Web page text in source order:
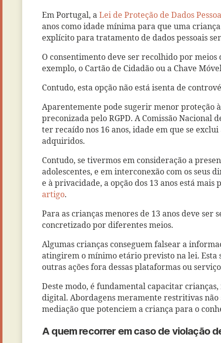
Em Portugal, a Lei de Proteção de Dados
anos como idade mínima para que uma
explícito para tratamento de dados pessoais
O consentimento deve ser recolhido por
exemplo, o Cartão de Cidadão ou a Chave
Contudo, esta opção não está isenta de
Aparentemente pode sugerir menor proteção
preconizada pelo RGPD. A Comissão Nacional
ter recaído nos 16 anos, idade em que se
adquiridos.
Contudo, se tivermos em consideração a
adolescentes, e em interconexão com os seus
e à privacidade, a opção dos 13 anos está
artigo.
Para as crianças menores de 13 anos deve
concretizado por diferentes meios.
Algumas crianças conseguem falsear a
atingirem o mínimo etário previsto na lei. Esta
outras ações fora dessas plataformas ou
Deste modo, é fundamental capacitar
digital. Abordagens meramente restritivas não
mediação que potenciem a criança para o
A quem recorrer em caso de violação